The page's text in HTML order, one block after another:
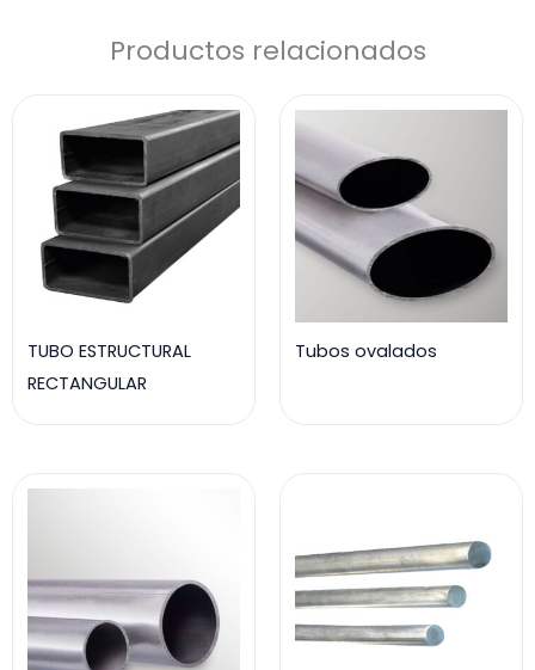
Productos relacionados
TUBO ESTRUCTURAL
RECTANGULAR
Tubos ovalados